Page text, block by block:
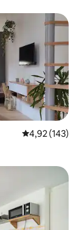
Průměrné
4,92 (143)